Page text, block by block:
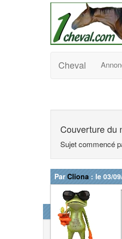
Cheval
Couverture du
Sujet commencé
ParCliona : le 03/